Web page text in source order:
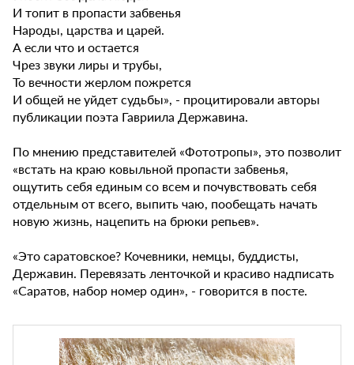
И топит в пропасти забвенья
Народы, царства и царей.
А если что и остается
Чрез звуки лиры и трубы,
То вечности жерлом пожрется
И общей не уйдет судьбы», - процитировали авторы
публикации поэта Гавриила Державина.
По мнению представителей «Фототропы», это позволит
«встать на краю ковыльной пропасти забвенья,
ощутить себя единым со всем и почувствовать себя
отдельным от всего, выпить чаю, пообещать начать
новую жизнь, нацепить на брюки репьев».
«Это саратовское? Кочевники, немцы, буддисты,
Державин. Перевязать ленточкой и красиво надписать
«Саратов, набор номер один», - говорится в посте.